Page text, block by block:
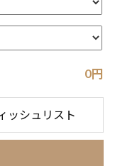
0円
ッシュリスト